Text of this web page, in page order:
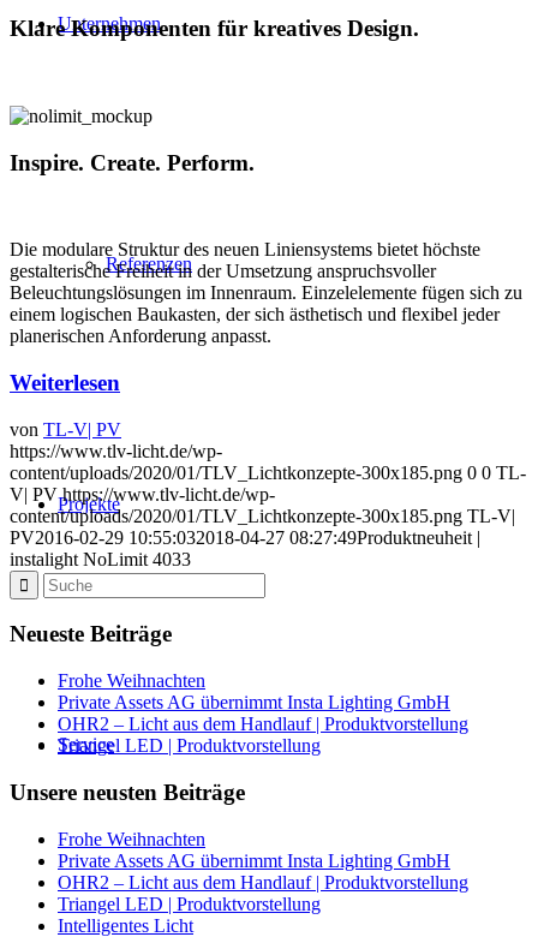
Unternehmen
Referenzen
Projekte
Service
Klare Komponenten für kreatives Design.
Inspire. Create. Perform.
Die modulare Struktur des neuen Liniensystems bietet höchste
gestalterische Freiheit in der Umsetzung anspruchsvoller
Beleuchtungslösungen im Innenraum. Einzelelemente fügen sich zu
einem logischen Baukasten, der sich ästhetisch und flexibel jeder
planerischen Anforderung anpasst.
Weiterlesen
von TL-V| PV
https://www.tlv-licht.de/wp-
content/uploads/2020/01/TLV_Lichtkonzepte-300x185.png 0 0 TL-
V| PV https://www.tlv-licht.de/wp-
content/uploads/2020/01/TLV_Lichtkonzepte-300x185.png TL-V|
PV2016-02-29 10:55:032018-04-27 08:27:49Produktneuheit |
instalight NoLimit 4033
Neueste Beiträge
Frohe Weihnachten
Private Assets AG übernimmt Insta Lighting GmbH
OHR2 – Licht aus dem Handlauf | Produktvorstellung
Triangel LED | Produktvorstellung
Unsere neusten Beiträge
Frohe Weihnachten
Private Assets AG übernimmt Insta Lighting GmbH
OHR2 – Licht aus dem Handlauf | Produktvorstellung
Triangel LED | Produktvorstellung
Intelligentes Licht